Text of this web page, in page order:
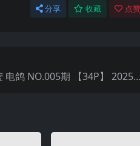
分享 收藏 点
电鸽 NO.005期 【34P】 2025